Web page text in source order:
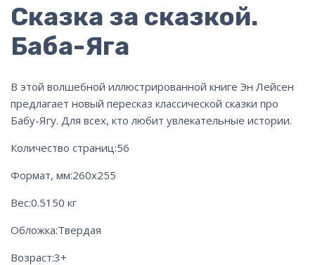
Сказка за сказкой.
Баба-Яга
В этой волшебной иллюстрированной книге Эн Лейсен
предлагает новый пересказ классической сказки про
Бабу-Ягу. Для всех, кто любит увлекательные истории.
Количество страниц:56
Формат, мм:260х255
Вес:0.5150 кг
Обложка:Твердая
Возраст:3+